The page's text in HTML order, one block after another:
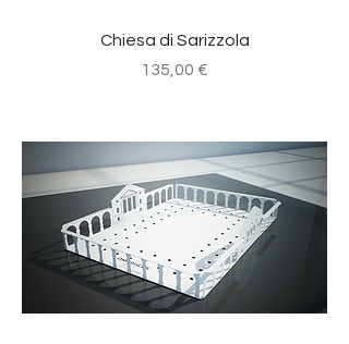
Chiesa di Sarizzola
Prezzo
135,00 €